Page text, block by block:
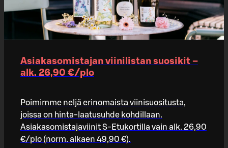
Asiakasomistajan viinilistan suosikit –
alk. 26,90 €/plo​
Poimimme neljä erinomaista viinisuositusta,
joissa on hinta-laatusuhde kohdillaan.
Asiakasomistajaviinit S-Etukortilla vain alk. 26,90
€/plo (norm. alkaen 49,90 €).